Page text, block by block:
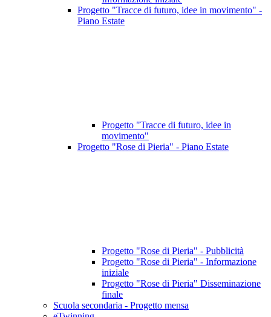
Progetto "Tracce di futuro, idee in movimento" -
Piano Estate
Progetto "Tracce di futuro, idee in
movimento"
Progetto "Rose di Pieria" - Piano Estate
Progetto "Rose di Pieria" - Pubblicità
Progetto "Rose di Pieria" - Informazione
iniziale
Progetto "Rose di Pieria" Disseminazione
finale
Scuola secondaria - Progetto mensa